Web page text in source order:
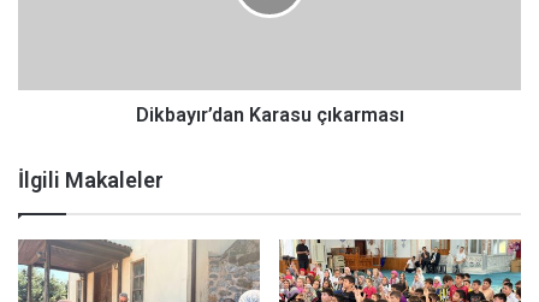
’
n
K
a
r
a
s
Dikbayır’dan Karasu çıkarması
İlgili Makaleler